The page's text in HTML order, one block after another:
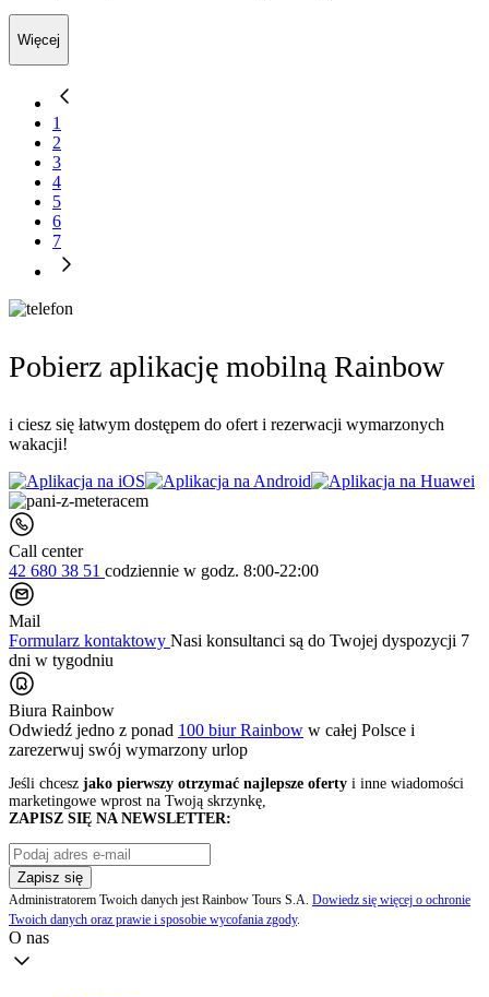
Więcej
1
2
3
4
5
6
7
Pobierz aplikację mobilną Rainbow
i ciesz się łatwym dostępem do ofert i rezerwacji wymarzonych
wakacji!
Call center
42 680 38 51 codziennie w godz. 8:00-22:00
Mail
Formularz kontaktowy Nasi konsultanci są do Twojej dyspozycji 7
dni w tygodniu
Biura Rainbow
Odwiedź jedno z ponad 100 biur Rainbow w całej Polsce i
zarezerwuj swój wymarzony urlop
Jeśli chcesz jako pierwszy otrzymać najlepsze oferty i inne wiadomości
marketingowe wprost na Twoją skrzynkę,
ZAPISZ SIĘ NA NEWSLETTER:
Zapisz się
Administratorem Twoich danych jest Rainbow Tours S.A. Dowiedz się więcej o ochronie
Twoich danych oraz prawie i sposobie wycofania zgody.
O nas